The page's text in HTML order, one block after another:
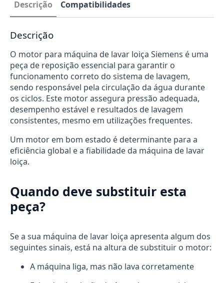
Descrição Compatibilidades
Descrição
O motor para máquina de lavar loiça Siemens é uma
peça de reposição essencial para garantir o
funcionamento correto do sistema de lavagem,
sendo responsável pela circulação da água durante
os ciclos. Este motor assegura pressão adequada,
desempenho estável e resultados de lavagem
consistentes, mesmo em utilizações frequentes.
Um motor em bom estado é determinante para a
eficiência global e a fiabilidade da máquina de lavar
loiça.
Quando deve substituir esta
peça?
Se a sua máquina de lavar loiça apresenta algum dos
seguintes sinais, está na altura de substituir o motor:
A máquina liga, mas não lava corretamente